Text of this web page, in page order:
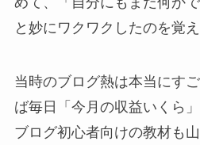
と妙にワクワクしたのを覚え
当時のブログ熱は本当にす
ば毎日「今月の収益いくら
ブログ初心者向けの教材も